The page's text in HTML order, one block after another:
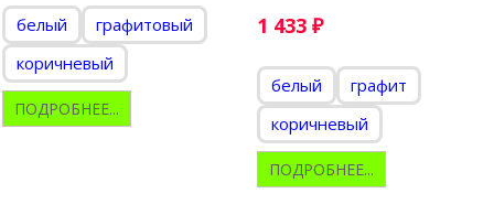
белый
графитовый
коричневый
ПОДРОБНЕЕ...
1 433 ₽
белый
графит
коричневый
ПОДРОБНЕЕ...